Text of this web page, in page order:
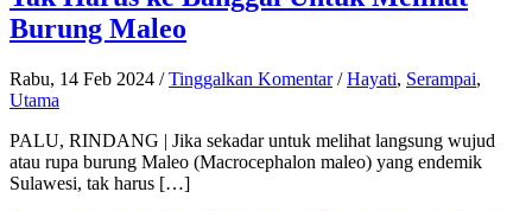
Burung Maleo
Rabu, 14 Feb 2024 /Tinggalkan Komentar /Hayati, Serampai,
Utama
PALU, RINDANG | Jika sekadar untuk melihat langsung wujud
atau rupa burung Maleo (Macrocephalon maleo) yang endemik
Sulawesi, tak harus […]